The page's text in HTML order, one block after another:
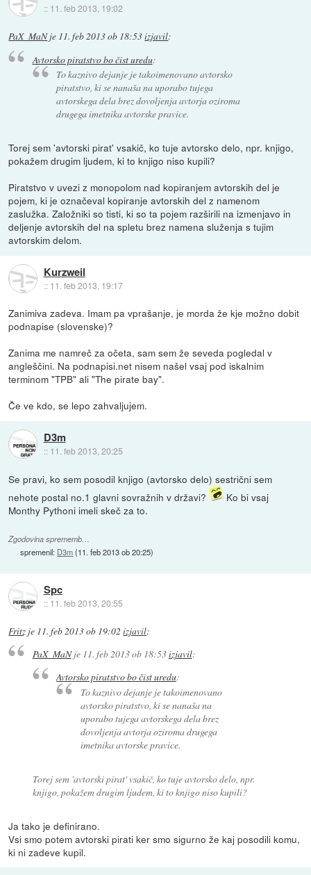
:: 11. feb 2013, 19:02
PaX_MaNje 11. feb 2013 ob 18:53izjavil:
Avtorsko piratstvo bo čist uredu:
To kaznivo dejanje je takoimenovano avtorsko
piratstvo, ki se nanaša na uporabo tujega
avtorskega dela brez dovoljenja avtorja oziroma
drugega imetnika avtorske pravice.
Torej sem 'avtorski pirat' vsakič, ko tuje avtorsko delo, npr. knjigo,
pokažem drugim ljudem, ki to knjigo niso kupili?
Piratstvo v uvezi z monopolom nad kopiranjem avtorskih del je
pojem, ki je označeval kopiranje avtorskih del z namenom
zaslužka. Založniki so tisti, ki so ta pojem razširili na izmenjavo in
deljenje avtorskih del na spletu brez namena služenja s tujim
avtorskim delom.
Kurzweil
:: 11. feb 2013, 19:17
Zanimiva zadeva. Imam pa vprašanje, je morda že kje možno dobit
podnapise (slovenske)?
Zanima me namreč za očeta, sam sem že seveda pogledal v
angleščini. Na podnapisi.net nisem našel vsaj pod iskalnim
terminom "TPB" ali "The pirate bay".
Če ve kdo, se lepo zahvaljujem.
D3m
:: 11. feb 2013, 20:25
Se pravi, ko sem posodil knjigo (avtorsko delo) sestrični sem
nehote postal no.1 glavni sovražnih v državi?
Ko bi vsaj
Monthy Pythoni imeli skeč za to.
Zgodovina sprememb…
spremenil: D3m(11. feb 2013 ob 20:25)
Spc
:: 11. feb 2013, 20:55
Fritz je 11. feb 2013 ob 19:02 izjavil:
PaX_MaNje 11. feb 2013 ob 18:53izjavil:
Avtorsko piratstvo bo čist uredu:
To kaznivo dejanje je takoimenovano
avtorsko piratstvo, ki se nanaša na
uporabo tujega avtorskega dela brez
dovoljenja avtorja oziroma drugega
imetnika avtorske pravice.
Torej sem 'avtorski pirat' vsakič, ko tuje avtorsko delo, npr.
knjigo, pokažem drugim ljudem, ki to knjigo niso kupili?
Ja tako je definirano.
Vsi smo potem avtorski pirati ker smo sigurno že kaj posodili komu,
ki ni zadeve kupil.